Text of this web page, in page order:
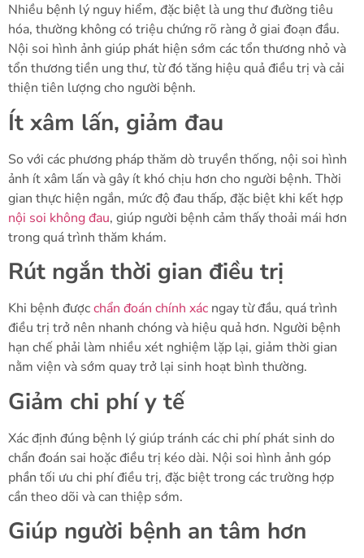
Nhiều bệnh lý nguy hiểm, đặc biệt là ung thư đường tiêu
hóa, thường không có triệu chứng rõ ràng ở giai đoạn đầu.
Nội soi hình ảnh giúp phát hiện sớm các tổn thương nhỏ và
tổn thương tiền ung thư, từ đó tăng hiệu quả điều trị và cải
thiện tiên lượng cho người bệnh.
Ít xâm lấn, giảm đau
So với các phương pháp thăm dò truyền thống, nội soi hình
ảnh ít xâm lấn và gây ít khó chịu hơn cho người bệnh. Thời
gian thực hiện ngắn, mức độ đau thấp, đặc biệt khi kết hợp
nội soi không đau, giúp người bệnh cảm thấy thoải mái hơn
trong quá trình thăm khám.
Rút ngắn thời gian điều trị
Khi bệnh đượcchẩn đoán chính xác ngay từ đầu, quá trình
điều trị trở nên nhanh chóng và hiệu quả hơn. Người bệnh
hạn chế phải làm nhiều xét nghiệm lặp lại, giảm thời gian
nằm viện và sớm quay trở lại sinh hoạt bình thường.
Giảm chi phí y tế
Xác định đúng bệnh lý giúp tránh các chi phí phát sinh do
chẩn đoán sai hoặc điều trị kéo dài. Nội soi hình ảnh góp
phần tối ưu chi phí điều trị, đặc biệt trong các trường hợp
cần theo dõi và can thiệp sớm.
Giúp người bệnh an tâm hơn